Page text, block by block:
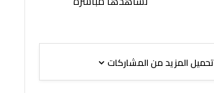
تحميل المزيد من المشاركات